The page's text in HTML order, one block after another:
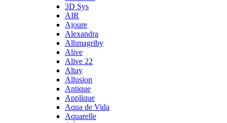
3D Sys
AIR
Ajoure
Alexandra
Alhmagriby
Alive
Alive 22
Altay
Allusion
Antique
Applique
Aqua de Vida
Aquarelle